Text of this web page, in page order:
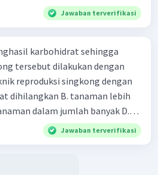
sapi untuk memperoleh
Gertrudis dari dua induk
sapi Brahman, adalah:
gen tanaman cendana
.... A. selnya tersusun rapat
besar B. selnya tidak
pada sel D. disusun
kecil dan sitoplasmanya
Jawaban terverifikasi
karbohidrat sehingga
tersebut dilakukan dengan
reproduksi singkong dengan
dihilangkan B. tanaman lebih
dalam jumlah banyak D.
dua induknyaJawaban terverifikasi